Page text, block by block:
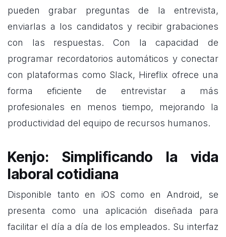
pueden grabar preguntas de la entrevista,
enviarlas a los candidatos y recibir grabaciones
con las respuestas. Con la capacidad de
programar recordatorios automáticos y conectar
con plataformas como Slack, Hireflix ofrece una
forma eficiente de entrevistar a más
profesionales en menos tiempo, mejorando la
productividad del equipo de recursos humanos.
Kenjo: Simplificando la vida
laboral cotidiana
Disponible tanto en iOS como en Android, se
presenta como una aplicación diseñada para
facilitar el día a día de los empleados. Su interfaz